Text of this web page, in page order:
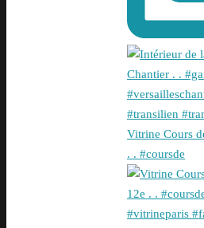
Vitrine Cours
. . #coursde